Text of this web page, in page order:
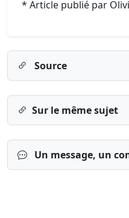
* Article publié par
Source
Sur le même sujet
Un message, un